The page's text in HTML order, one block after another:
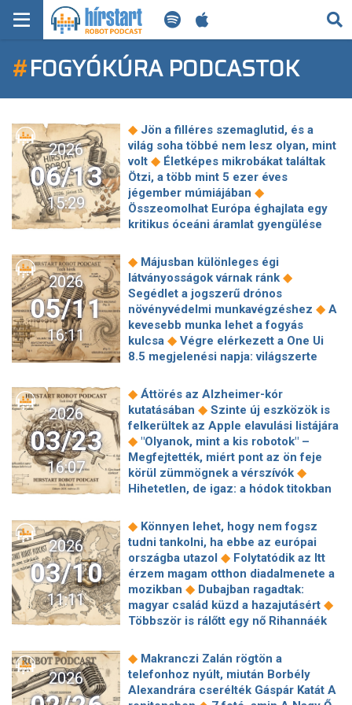
KERESÉS
KEZDŐLAP
FRISS HÍREK
TECH HÍREK
FILM-ZENE-SZÓRAKOZÁS
PLAYLIST
MI AZ A ROBOT PODCAST?
#FOGYÓKÚRA PODCASTOK
2026
06/13
15:29
◆ Jön a filléres szemaglutid, és a
világ soha többé nem lesz olyan, mint
volt ◆ Életképes mikrobákat találtak
Ötzi, a több mint 5 ezer éves
jégember múmiájában ◆
Összeomolhat Európa éghajlata egy
kritikus óceáni áramlat gyengülése
Trump új telefonja, de egyetlen
egyedi részletéből kínos baki lett
Kilőttek a SpaceX részvényei, Elon
Musk már a Marsra vinné az
embereket ◆ Ukrajna már két éve
tesztelte a teljesen önállóan ölő harci
drónokat
2026
05/11
16:11
◆ Májusban különleges égi
látványosságok várnak ránk ◆
Segédlet a jogszerű drónos
növényvédelmi munkavégzéshez ◆ A
kevesebb munka lehet a fogyás
kulcsa ◆ Végre elérkezett a One Ui
8.5 megjelenési napja: világszerte
újságíró pótolhatatlan, bár már engem
is váltott le az AI” – Kert Attila a média
jövőjéről ◆ Riasztás a Linux
rendszereket érintő Dirty Frag
sérülékenységről ◆ Új technológia: az
autó önállóan védekezne a parkolási
balesetek ellen ◆ Bosch – Mobilis
program: Robotokkal és MI-vel tanul
tudja kirúgni Elon Muskot – így
döntött a SpaceX
2026
03/23
16:07
◆ Áttörés az Alzheimer-kór
kutatásában ◆ Szinte új eszközök is
felkerültek az Apple elavulási listájára
◆ "Olyanok, mint a kis robotok" –
Megfejtették, miért pont az ön feje
körül zümmögnek a vérszívók ◆
Hihetetlen, de igaz: a hódok titokban
Sokkal jobb lesz a PlayStation játékok
képminősége ◆ BPA az ivóvízben?
Meglepő eredményeket hozott a
hazai teszt ◆ Tragédiák kellettek
hozzá, hogy Európában is egyedülálló
gombaellenőrzési rendszer jöjjön
létre Magyarországon
◆Ijesztő,
milyen veszélyeket rejthet a
az étrendtervezésben◆Emerson
mérőállomást kap a Bme
2026
03/10
11:11
◆ Könnyen lehet, hogy nem fogsz
tudni tankolni, ha ebbe az európai
országba utazol ◆ Folytatódik az Itt
érzem magam otthon diadalmenete a
mozikban ◆ Dubajban ragadtak:
magyar család küzd a hazajutásért ◆
Többször is rálőtt egy nő Rihannáék
Guszti megint beszólt Bárdosi
Sándornak ◆
Mark Ruffalo ismét
üzent a magyaroknak: Magyar Péter
pécsi gyűlésének tömegéről posztolt
2026
◆ Makranczi Zalán rögtön a
telefonhoz nyúlt, miután Borbély
Alexandrára cserélték Gáspár Katát A